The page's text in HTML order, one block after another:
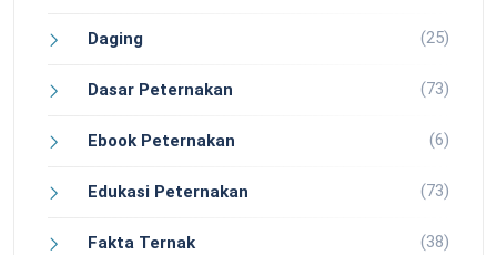
Daging (25)
Dasar Peternakan (73)
Ebook Peternakan (6)
Edukasi Peternakan (73)
Fakta Ternak (38)